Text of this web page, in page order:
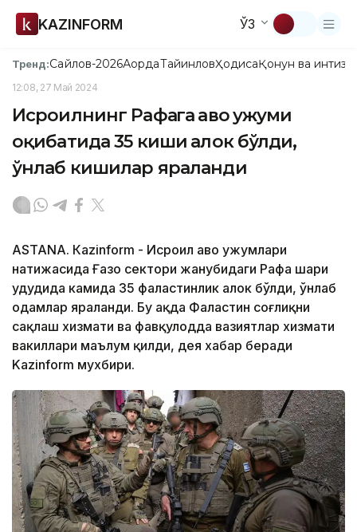
KAZINFORM ЎЗ
Тренд:Сайлов-2026АқордаТайинловҲодисаҚонун ва
12:08, 27 Май 2024
Исроилнинг Рафаҳга ҳаво ҳужуми
оқибатида 35 киши ҳалок бўлди,
ўнлаб кишилар яраланди
ASTANА. Кazinform - Исроил ҳаво ҳужумлари
натижасида Ғазо сектори жанубидаги Рафаҳ шаҳри
ҳудудида камида 35 фаластинлик ҳалок бўлди, ўнлаб
одамлар яраланди. Бу ҳақда Фаластин соғлиқни
сақлаш хизмати ва фавқулодда вазиятлар хизмати
вакиллари маълум қилди, дея хабар беради
Kazinform мухбири.